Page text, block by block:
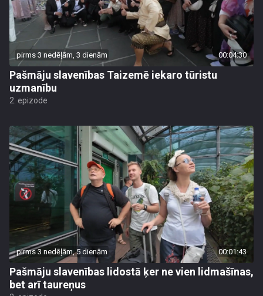
pirms 3 nedēļām, 3 dienām 00:04:30
Pašmāju slavenības Taizemē iekaro tūristu
uzmanību
2. epizode
pirms 3 nedēļām, 5 dienām 00:01:43
Pašmāju slavenības lidostā ķer ne vien lidmašīnas,
bet arī taureņus